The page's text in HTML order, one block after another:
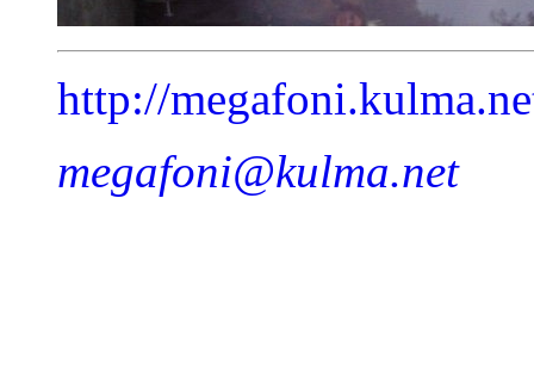
http://
megafoni@kulma.net